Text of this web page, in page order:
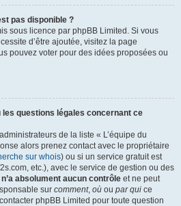
pas disponible ?
sous licence par phpBB Limited. Si vous
d’être ajoutée, visitez la page
pouvez voter pour des idées proposées ou
questions légales concernant ce
de la liste « L’équipe du
alors prenez contact avec le propriétaire
sur whois) ou si un service gratuit est
etc.), avec le service de gestion ou des
n’a absolument aucun contrôle et ne peut
sur comment, où ou par qui ce
phpBB Limited pour toute question